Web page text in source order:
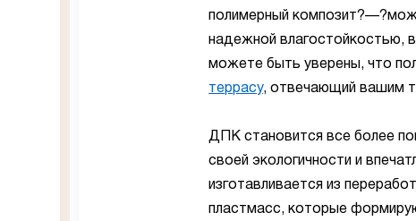
полимерный
надежной влагостойкостью,
можете быть уверены, что
террасу, отвечающий вашим
ДПК становится все более
своей экологичности и
изготавливается из
пластмасс, которые